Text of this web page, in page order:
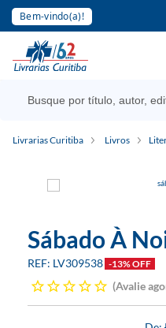
Bem-vindo(a)!
Livrarias Curitiba Livros
Sábado À
LV309538 -13% OFF
Avalie